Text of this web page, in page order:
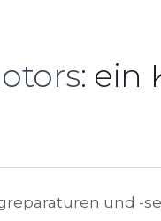
: ein
und -